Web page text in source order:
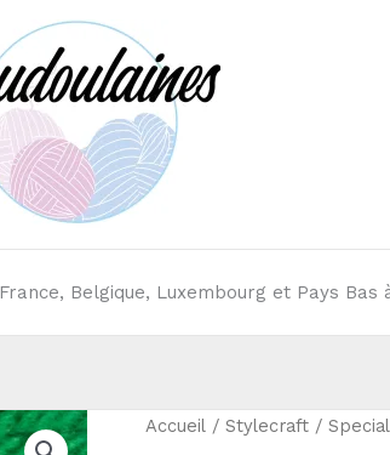
Belgique, Luxembourg et Pays Bas
Accueil / Stylecraft /